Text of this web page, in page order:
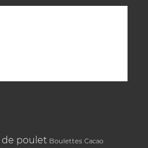
de poulet Boulettes Cacao